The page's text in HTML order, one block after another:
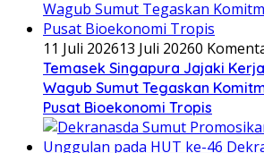
11 Juli 202613 Juli 20260
Temasek Singapura Jajaki
Wagub Sumut Tegaskan
Pusat Bioekonomi Tropis